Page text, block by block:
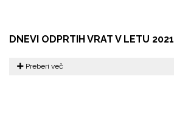
DNEVI ODPRTIH VRAT V LETU 2021
Preberi več